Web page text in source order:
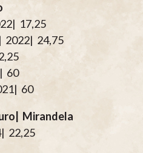
17,25
2022| 24,75
60
60
Mirandela
22,25